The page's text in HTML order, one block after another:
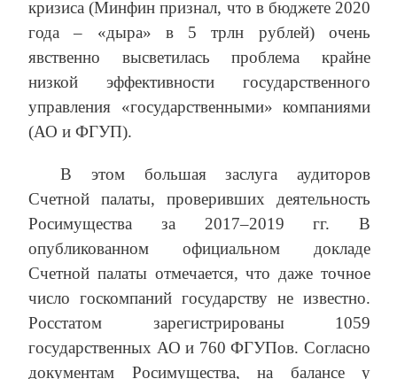
кризиса (Минфин признал, что в бюджете 2020
года – «дыра» в 5 трлн рублей) очень
явственно высветилась проблема крайне
низкой эффективности государственного
управления «государственными» компаниями
(АО и ФГУП).
В этом большая заслуга аудиторов
Счетной палаты, проверивших деятельность
Росимущества за 2017–2019 гг. В
опубликованном официальном докладе
Счетной палаты отмечается, что даже точное
число госкомпаний государству не известно.
Росстатом зарегистрированы 1059
государственных АО и 760 ФГУПов. Согласно
документам Росимущества, на балансе у